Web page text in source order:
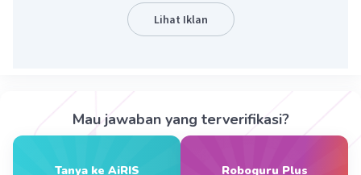
Jawaban nya adalah 450
Beri Rating·0.0 Balas
Lihat Iklan
Mau jawaban yang terverifikasi?
Tanya ke AiRIS Roboguru Plus